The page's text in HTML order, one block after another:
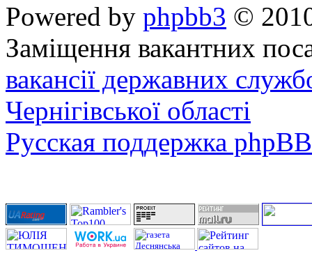
Powered by phpbb3 ©
Заміщення вакантних
вакансії державних
Чернігівської області
Русская поддержка phpBB